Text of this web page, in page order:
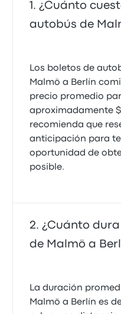
¿Cuánto
autobús de
Los boletos de
Malmö a Berlín
precio promedio
aproximadamente
recomienda que
anticipación para
oportunidad de
posible.
¿Cuánto
de Malmö a
La duración
Malmö a Berlín es